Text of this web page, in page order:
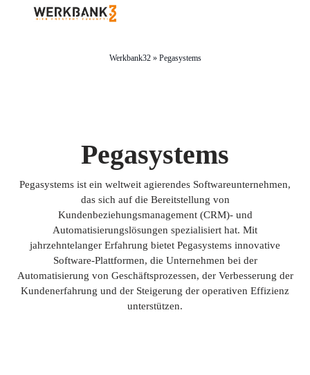
Werkbank32» Pegasystems
Pegasystems
Pegasystems ist ein weltweit agierendes Softwareunternehmen,
das sich auf die Bereitstellung von
Kundenbeziehungsmanagement (CRM)- und
Automatisierungslösungen spezialisiert hat. Mit
jahrzehntelanger Erfahrung bietet Pegasystems innovative
Software-Plattformen, die Unternehmen bei der
Automatisierung von Geschäftsprozessen, der Verbesserung der
Kundenerfahrung und der Steigerung der operativen Effizienz
unterstützen.